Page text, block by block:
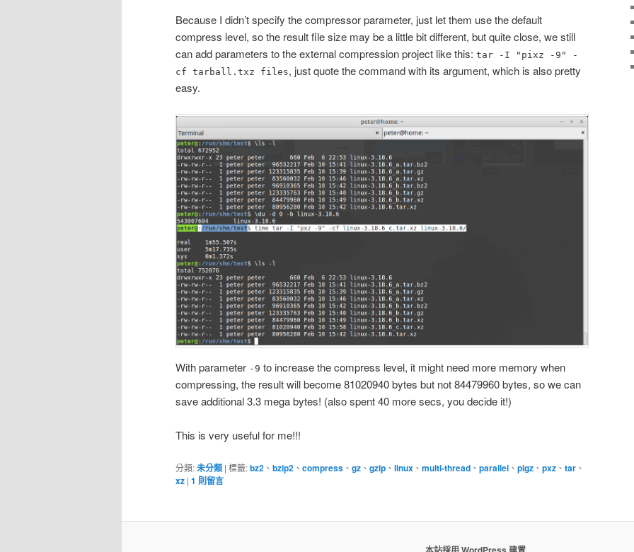
Because I didn’t specify the compressor parameter, just let them use the default
compress level, so the result file size may be a little bit different, but quite close, we still
can add parameters to the external compression project like this: tar -I "pixz -9" -
cf tarball.txz files, just quote the command with its argument, which is also pretty
easy.
With parameter -9 to increase the compress level, it might need more memory when
compressing, the result will become 81020940 bytes but not 84479960 bytes, so we can
save additional 3.3 mega bytes! (also spent 40 more secs, you decide it!)
This is very useful for me!!!
分類:未分類 | 標籤:bz2 、 bzip2 、 compress 、 gz 、 gzip 、 linux 、 multi-thread 、 parallel 、 pigz 、 pxz 、 tar 、
xz | 1 則留言